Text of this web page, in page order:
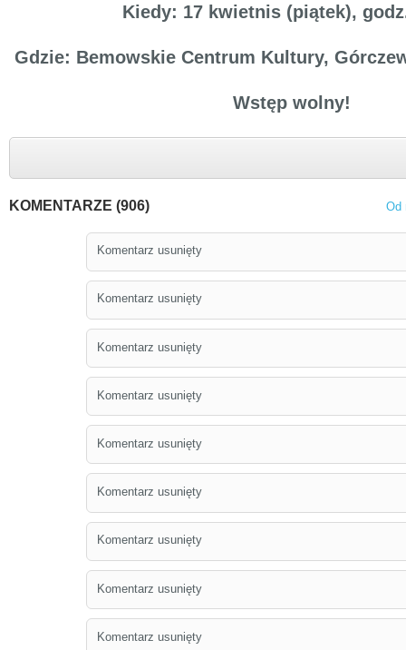
Kiedy: 17 kwietnis (piątek),
Gdzie: Bemowskie Centrum Kultury,
Wstęp wolny!
KOMENTARZE (906) Od
Komentarz usunięty
Komentarz usunięty
Komentarz usunięty
Komentarz usunięty
Komentarz usunięty
Komentarz usunięty
Komentarz usunięty
Komentarz usunięty
Komentarz usunięty